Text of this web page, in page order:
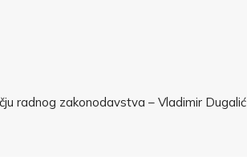
radnog zakonodavstva – Vladimir Dugalić